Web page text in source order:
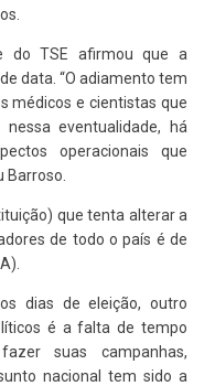
do TSE afirmou que a
data. “O adiamento tem
médicos e cientistas que
eventualidade, há
operacionais que
Barroso.
que tenta alterar a
de todo o país é de
dias de eleição, outro
é a falta de tempo
suas campanhas,
nacional tem sido a